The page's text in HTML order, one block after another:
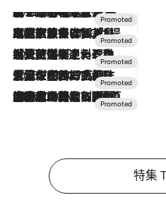
2026.8.7
【トンボの足水浴】ヒノキの香りに包まれて涼感マックス！約13℃の湧水かけ流しを避暑地「星野温泉 トンボの湯」で体験
2026.7.31
【ホテル帰省】という選択肢をOMOが提案。家族とほどよい距離を保つには「昼は実家、夜は気兼ねなくホテルで！」
2026.7.24
【夏限定ディナーコース】旬を迎える稚鮎や花ズッキーニなどをイタリア・トスカーナの郷土料理の手法で満喫！
2026.7.17
「土佐和ハーブかき氷」がOMO7高知に登場！生姜、山椒、大葉など目にも舌にも涼を呼ぶ郷土の味
2026.7.10
NEW OPEN！【界 草津】名湯の地に誕生。趣の異なる2種の温泉と上州ならではの会席・蕎麦割烹など美食を味わう究極の癒やし旅
特集